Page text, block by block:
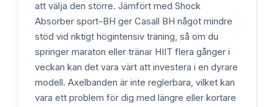
att välja den större. Jämfört med Shock
Absorber sport-BH ger Casall BH något mindre
stöd vid riktigt högintensiv träning, så om du
springer maraton eller tränar HIIT flera gånger i
veckan kan det vara värt att investera i en dyrare
modell. Axelbanden är inte reglerbara, vilket kan
vara ett problem för dig med längre eller kortare